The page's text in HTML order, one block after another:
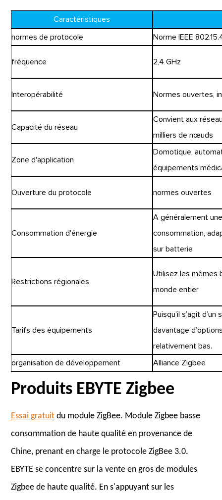
Caractéristiques
normes de protocole Norme IEEE
fréquence 2,4 GHz
Interopérabilité Normes ouvertes,
Capacité du réseau
Convient aux
milliers de nœuds
Zone d'application
Domotique,
équipements
Ouverture du protocole normes ouvertes
Consommation d'énergie
A généralement
consommation,
sur batterie
Restrictions régionales
Utilisez les mêmes
monde entier
Tarifs des équipements
Puisqu’il s’agit
davantage
relativement bas.
organisation de développement Alliance Zigbee
Produits EBYTE Zigbee
Essai gratuit du module ZigBee. Module Zigbee basse
consommation de haute qualité en provenance de
Chine, prenant en charge le protocole ZigBee 3.0.
EBYTE se concentre sur la vente en gros de modules
Zigbee de haute qualité. En s'appuyant sur les